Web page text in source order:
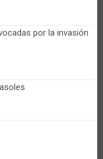
por la invasión